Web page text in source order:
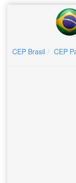
CEP Brasil CEP